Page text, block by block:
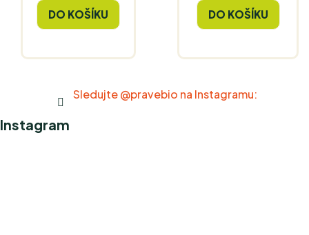
DO KOŠÍKU DO KOŠÍKU
Sledujte @pravebio na Instagramu:
Instagram